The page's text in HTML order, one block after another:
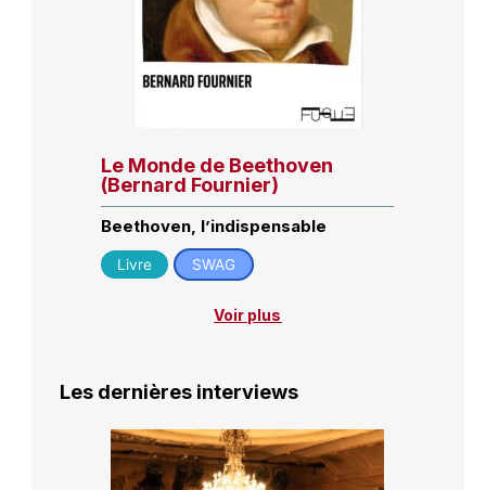
Le Monde de Beethoven
(Bernard Fournier)
Beethoven, l’indispensable
Livre SWAG
Voir plus
Les dernières interviews